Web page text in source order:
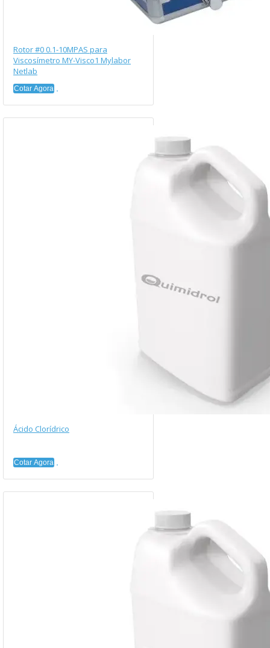
Rotor #0 0.1-10MPAS para
Viscosímetro MY-Visco1 Mylabor
Netlab
Cotar Agora
Ácido Clorídrico
Cotar Agora